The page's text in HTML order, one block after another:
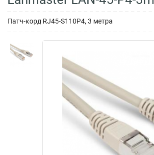
Патч-корд RJ45-S110P4, 3 метра